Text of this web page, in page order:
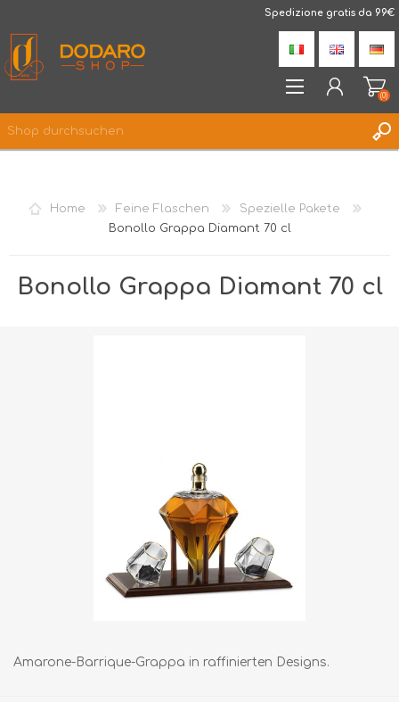
Spedizione gratis da 99€
WUNSCHLISTE
(0)
Home Feine Flaschen
Spezielle Pakete
Bonollo Grappa Diamant 70 cl
Bonollo Grappa Diamant 70 cl
Amarone-Barrique-Grappa in raffinierten Designs.